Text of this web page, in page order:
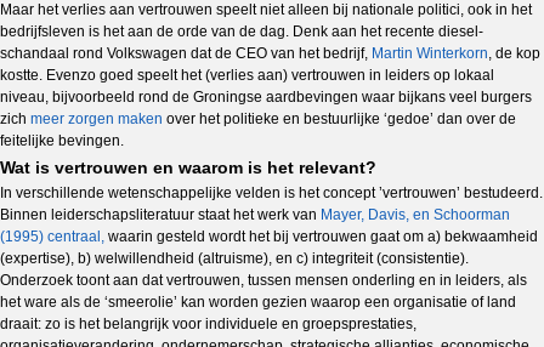
Maar het verlies aan vertrouwen speelt niet alleen bij nationale politici, ook in het
bedrijfsleven is het aan de orde van de dag. Denk aan het recente diesel-
schandaal rond Volkswagen dat de CEO van het bedrijf, Martin Winterkorn, de kop
kostte. Evenzo goed speelt het (verlies aan) vertrouwen in leiders op lokaal
niveau, bijvoorbeeld rond de Groningse aardbevingen waar bijkans veel burgers
zich meer zorgen maken over het politieke en bestuurlijke ‘gedoe’ dan over de
feitelijke bevingen.
Wat is vertrouwen en waarom is het relevant?
In verschillende wetenschappelijke velden is het concept ’vertrouwen’ bestudeerd.
Binnen leiderschapsliteratuur staat het werk van Mayer, Davis, en Schoorman
(1995) centraal, waarin gesteld wordt het bij vertrouwen gaat om a) bekwaamheid
(expertise), b) welwillendheid (altruisme), en c) integriteit (consistentie).
Onderzoek toont aan dat vertrouwen, tussen mensen onderling en in leiders, als
het ware als de ‘smeerolie’ kan worden gezien waarop een organisatie of land
draait: zo is het belangrijk voor individuele en groepsprestaties,